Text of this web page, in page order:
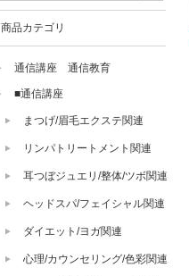
商品カテゴリ
通信講座 通信教育
■通信講座
まつげ/眉毛エクステ関連
リンパトリートメント関連
耳つぼジュエリ/整体/ツボ関連
ヘッドスパ/フェイシャル関連
ダイエット/ヨガ関連
心理/カウンセリング/色彩関連